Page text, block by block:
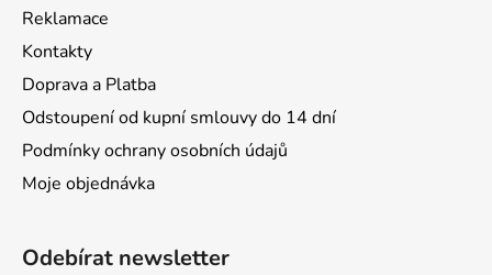
Reklamace
Kontakty
Doprava a Platba
Odstoupení od kupní smlouvy do 14 dní
Podmínky ochrany osobních údajů
Moje objednávka
Odebírat newsletter